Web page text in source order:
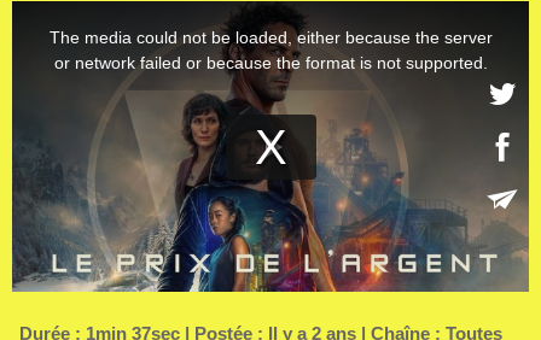
Durée : 1min 37sec | Postée : Il y a 2 ans | Chaîne : Toutes